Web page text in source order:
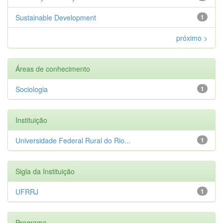
1
Sustainable Development
próximo >
Áreas de conhecimento
1
Sociologia
Instituição
1
Universidade Federal Rural do Rio...
Sigla da Instituição
1
UFRRJ